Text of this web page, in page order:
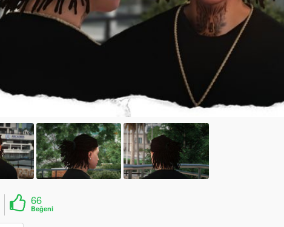
66
Beğeni